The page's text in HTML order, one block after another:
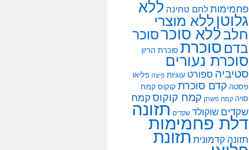
פחמימותלחם טחינה ללא
גלוטן ללא מוצרי
חלבללא סוכרסוכר
בדם סוכרת סוכרת הריון
סוכרת נעורים
סטיביה ספורט עוגיות פיצה פליאו
פסטה קדם סוכרת קוקוס קמח
סויה קמח פשתן קמח קוקוס קמח
שקדים שוקולד שקדים תזונה
דלת פחמימות
תזונה קדמונית תזונת